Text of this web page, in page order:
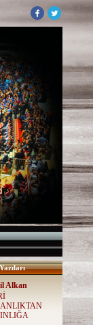
Alkan